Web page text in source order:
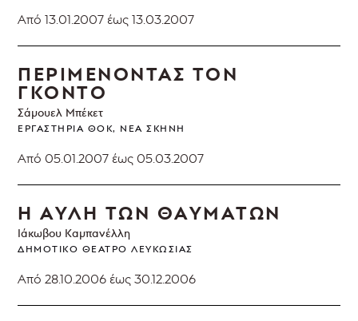
Από 13.01.2007 έως 13.03.2007
ΠΕΡΙΜΕΝΟΝΤΑΣ ΤΟΝ
ΓΚΟΝΤΟ
Σάμουελ Μπέκετ
ΕΡΓΑΣΤΉΡΙΑ ΘΟΚ, ΝΈΑ ΣΚΗΝΉ
Από 05.01.2007 έως 05.03.2007
Η ΑΥΛΗ ΤΩΝ ΘΑΥΜΑΤΩΝ
Ιάκωβου Καμπανέλλη
ΔΗΜΟΤΙΚΌ ΘΈΑΤΡΟ ΛΕΥΚΩΣΊΑΣ
Από 28.10.2006 έως 30.12.2006